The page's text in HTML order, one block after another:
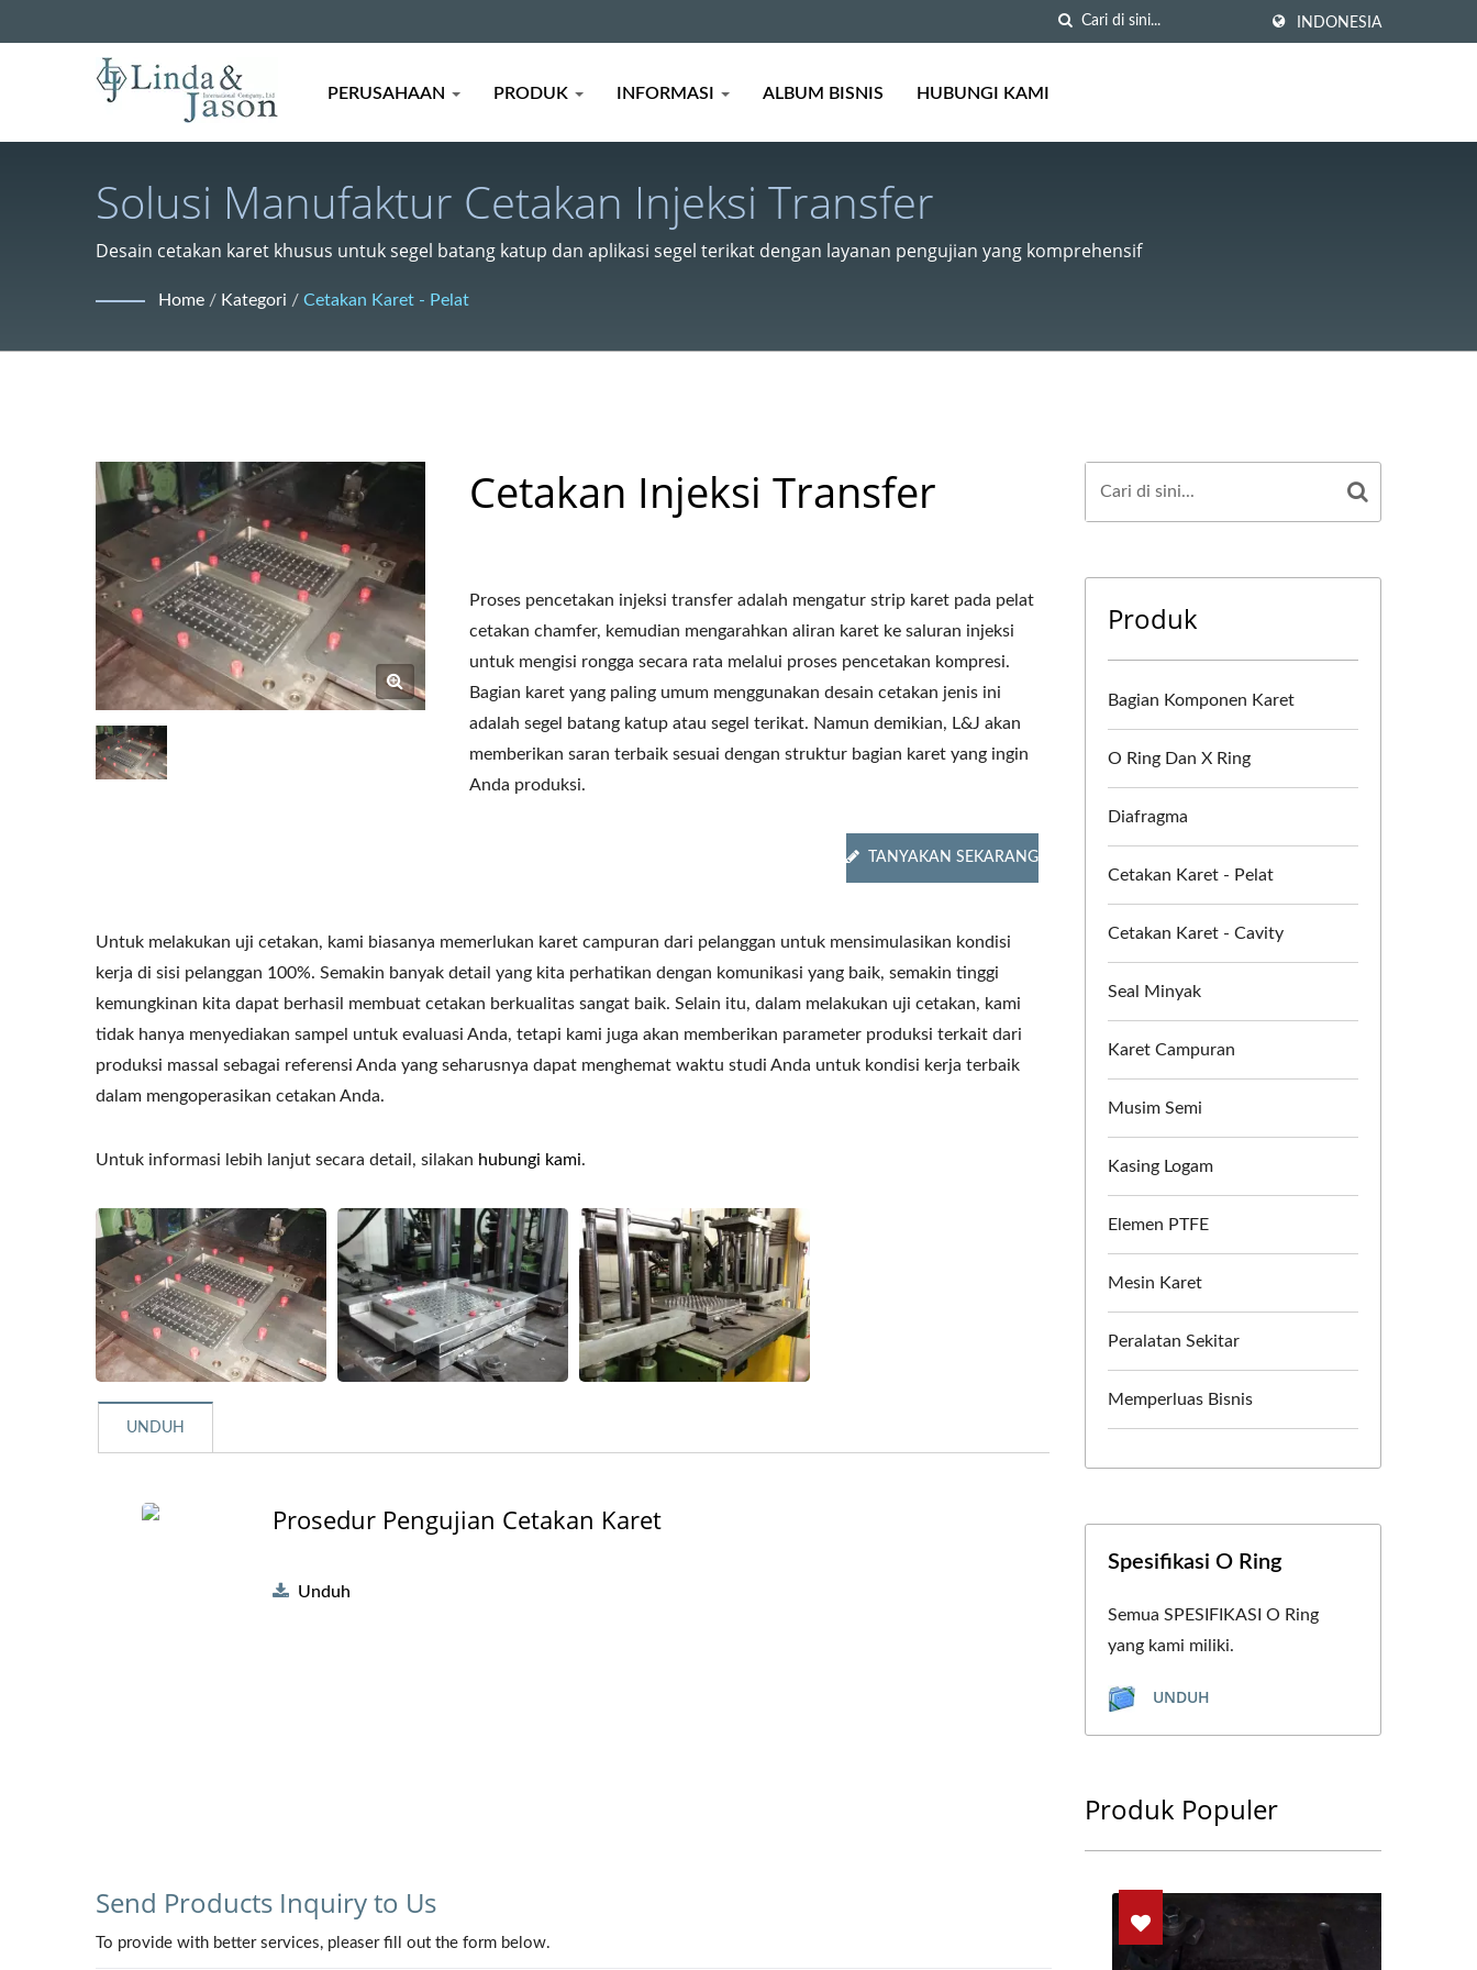
INDONESIA
PERUSAHAAN PRODUK INFORMASI ALBUM BISNIS HUBUNGI KAMI
Solusi Manufaktur Cetakan Injeksi Transfer
Desain cetakan karet khusus untuk segel batang katup dan aplikasi segel terikat dengan layanan pengujian yang komprehensif
Home / Kategori / Cetakan Karet - Pelat
Cetakan Injeksi Transfer
Proses pencetakan injeksi transfer adalah mengatur strip karet pada pelat
cetakan chamfer, kemudian mengarahkan aliran karet ke saluran injeksi
untuk mengisi rongga secara rata melalui proses pencetakan kompresi.
Bagian karet yang paling umum menggunakan desain cetakan jenis ini
adalah segel batang katup atau segel terikat. Namun demikian, L&J akan
memberikan saran terbaik sesuai dengan struktur bagian karet yang ingin
Anda produksi.
TANYAKAN SEKARANG
Untuk melakukan uji cetakan, kami biasanya memerlukan karet campuran dari pelanggan untuk mensimulasikan kondisi
kerja di sisi pelanggan 100%. Semakin banyak detail yang kita perhatikan dengan komunikasi yang baik, semakin tinggi
kemungkinan kita dapat berhasil membuat cetakan berkualitas sangat baik. Selain itu, dalam melakukan uji cetakan, kami
tidak hanya menyediakan sampel untuk evaluasi Anda, tetapi kami juga akan memberikan parameter produksi terkait dari
produksi massal sebagai referensi Anda yang seharusnya dapat menghemat waktu studi Anda untuk kondisi kerja terbaik
dalam mengoperasikan cetakan Anda.
Untuk informasi lebih lanjut secara detail, silakan hubungi kami.
UNDUH
Prosedur Pengujian Cetakan Karet
Unduh
Produk
Bagian Komponen Karet
O Ring Dan X Ring
Diafragma
Cetakan Karet - Pelat
Cetakan Karet - Cavity
Seal Minyak
Karet Campuran
Musim Semi
Kasing Logam
Elemen PTFE
Mesin Karet
Peralatan Sekitar
Memperluas Bisnis
Spesifikasi O Ring
Semua SPESIFIKASI O Ring
yang kami miliki.
UNDUH
Produk Populer